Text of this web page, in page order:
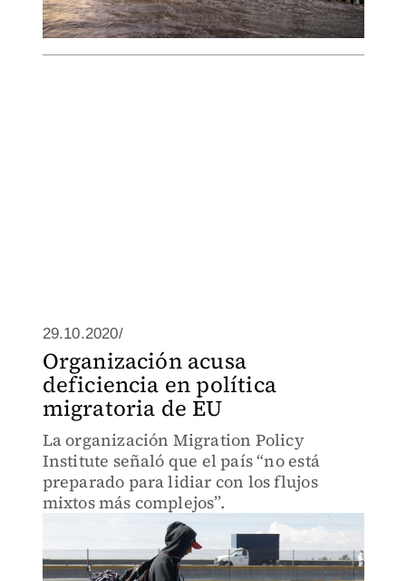
29.10.2020/
Organización acusa
deficiencia en política
migratoria de EU
La organización Migration Policy
Institute señaló que el país “no está
preparado para lidiar con los flujos
mixtos más complejos”.